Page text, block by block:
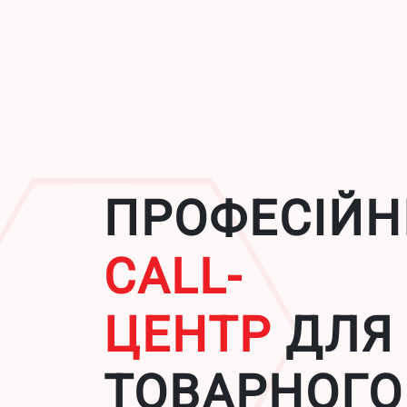
CALL-
ЦЕНТР ДЛЯ
ТОВАРНОГО